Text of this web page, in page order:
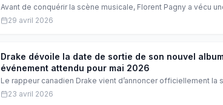
Avant de conquérir la scène musicale, Florent Pagny a vécu
méconnue, guidé par l'agent légendaire Dominique
cette période oubliée a façonné l'artiste que l'on connaît
29 avril 2026
Drake dévoile la date de sortie de son nouvel
événement attendu pour mai 2026
Le rappeur canadien Drake vient d’annoncer officiellement la
album studio, « Iceman », prévue pour le 15 mai 2026. Une
de fans à travers le monde, impatients de découvrir ce
23 avril 2026